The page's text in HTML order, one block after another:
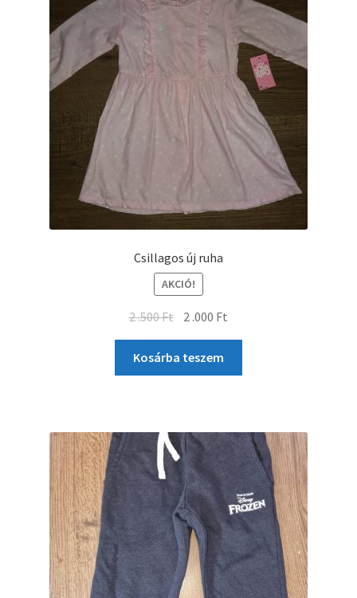
Csillagos új ruha
AKCIÓ!
2 .500Ft 2 .000 Ft
Kosárba teszem